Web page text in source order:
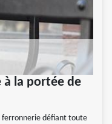
la portée de
ferronnerie défiant toute